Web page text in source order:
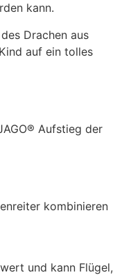
kann.
Drachen aus
auf ein tolles
Aufstieg der
kombinieren
und kann Flügel,